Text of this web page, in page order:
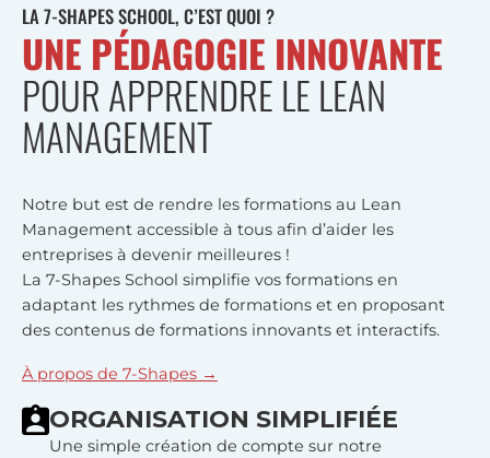
LA 7-SHAPES SCHOOL, C’EST QUOI ?
UNE PÉDAGOGIE INNOVANTE
POUR APPRENDRE LE LEAN
MANAGEMENT
Notre but est de rendre les formations au Lean
Management accessible à tous afin d’aider les
entreprises à devenir meilleures !
La 7-Shapes School simplifie vos formations en
adaptant les rythmes de formations et en proposant
des contenus de formations innovants et interactifs.
À propos de 7-Shapes →
ORGANISATION SIMPLIFIÉE
Une simple création de compte sur notre